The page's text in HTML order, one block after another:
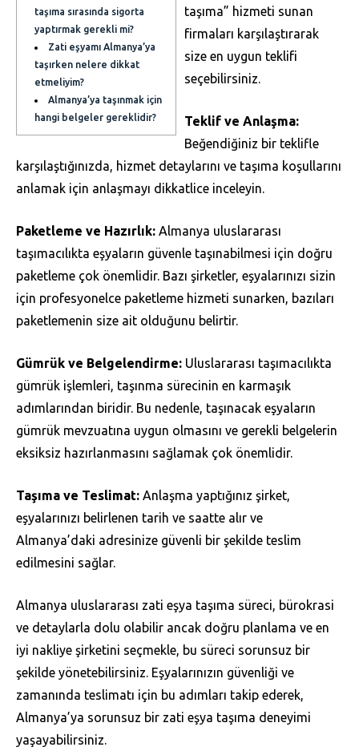
taşıma sırasında sigorta
yaptırmak gerekli mi?
Zati eşyamı Almanya’ya
taşırken nelere dikkat
etmeliyim?
Almanya’ya taşınmak için
hangi belgeler gereklidir?
taşıma” hizmeti sunan
firmaları karşılaştırarak
size en uygun teklifi
seçebilirsiniz.
Teklif ve Anlaşma:
Beğendiğiniz bir teklifle
karşılaştığınızda, hizmet detaylarını ve taşıma koşullarını
anlamak için anlaşmayı dikkatlice inceleyin.
Paketleme ve Hazırlık: Almanya uluslararası
taşımacılıkta eşyaların güvenle taşınabilmesi için doğru
paketleme çok önemlidir. Bazı şirketler, eşyalarınızı sizin
için profesyonelce paketleme hizmeti sunarken, bazıları
paketlemenin size ait olduğunu belirtir.
Gümrük ve Belgelendirme: Uluslararası taşımacılıkta
gümrük işlemleri, taşınma sürecinin en karmaşık
adımlarından biridir. Bu nedenle, taşınacak eşyaların
gümrük mevzuatına uygun olmasını ve gerekli belgelerin
eksiksiz hazırlanmasını sağlamak çok önemlidir.
Taşıma ve Teslimat: Anlaşma yaptığınız şirket,
eşyalarınızı belirlenen tarih ve saatte alır ve
Almanya’daki adresinize güvenli bir şekilde teslim
edilmesini sağlar.
Almanya uluslararası zati eşya taşıma süreci, bürokrasi
ve detaylarla dolu olabilir ancak doğru planlama ve en
iyi nakliye şirketini seçmekle, bu süreci sorunsuz bir
şekilde yönetebilirsiniz. Eşyalarınızın güvenliği ve
zamanında teslimatı için bu adımları takip ederek,
Almanya’ya sorunsuz bir zati eşya taşıma deneyimi
yaşayabilirsiniz.